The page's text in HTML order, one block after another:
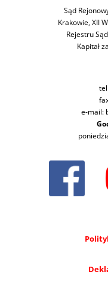
Sąd
Krakowie, XII
Rejestru
Kapitał
e-mail: